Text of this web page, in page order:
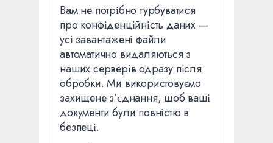
Вам не потрібно турбуватися
про конфіденційність даних —
усі завантажені файли
автоматично видаляються з
наших серверів одразу після
обробки. Ми використовуємо
захищене з’єднання, щоб ваші
документи були повністю в
безпеці.